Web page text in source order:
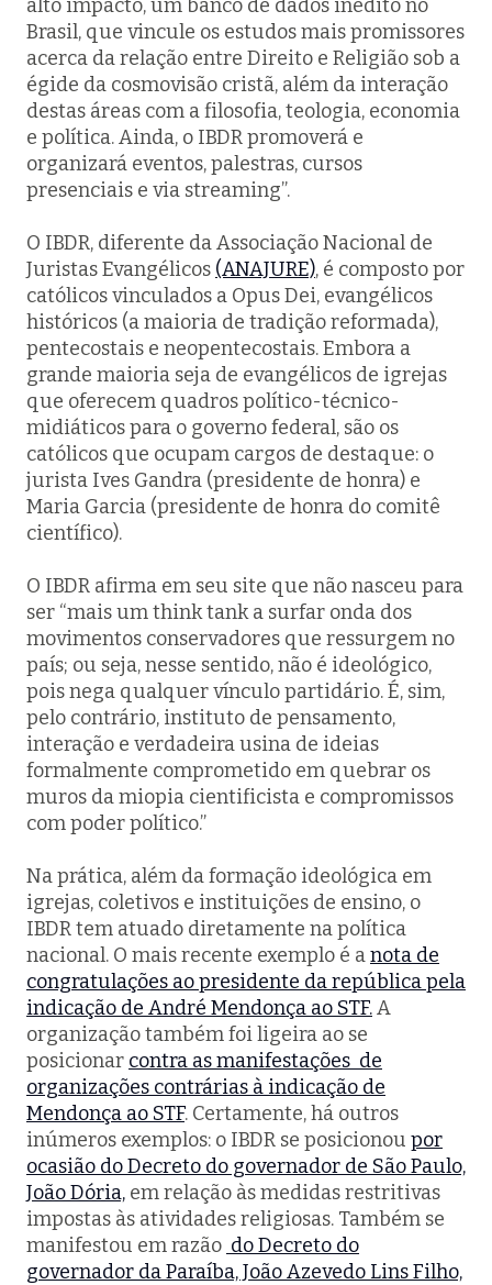
alto impacto, um banco de dados inédito no
Brasil, que vincule os estudos mais promissores
acerca da relação entre Direito e Religião sob a
égide da cosmovisão cristã, além da interação
destas áreas com a filosofia, teologia, economia
e política. Ainda, o IBDR promoverá e
organizará eventos, palestras, cursos
presenciais e via streaming”.
O IBDR, diferente da Associação Nacional de
Juristas Evangélicos (ANAJURE), é composto por
católicos vinculados a Opus Dei, evangélicos
históricos (a maioria de tradição reformada),
pentecostais e neopentecostais. Embora a
grande maioria seja de evangélicos de igrejas
que oferecem quadros político-técnico-
midiáticos para o governo federal, são os
católicos que ocupam cargos de destaque: o
jurista Ives Gandra (presidente de honra) e
Maria Garcia (presidente de honra do comitê
científico).
O IBDR afirma em seu site que não nasceu para
ser “mais umthink tanka surfar onda dos
movimentos conservadores que ressurgem no
país; ou seja, nesse sentido, não é ideológico,
pois nega qualquer vínculo partidário. É, sim,
pelo contrário, instituto de pensamento,
interação e verdadeira usina de ideias
formalmente comprometido em quebrar os
muros da miopia cientificista e compromissos
com poder político.”
Na prática, além da formação ideológica em
igrejas, coletivos e instituições de ensino, o
IBDR tem atuado diretamente na política
nacional. O mais recente exemplo é anota de
congratulações ao presidente da república pela
indicação de André Mendonça ao STF.A
organização também foi ligeira ao se
posicionar contra as manifestações de
organizações contrárias à indicação de
Mendonça ao STF. Certamente, há outros
inúmeros exemplos: o IBDR se posicionou por
ocasião do Decreto do governador de São Paulo,
João Dória, em relação às medidas restritivas
impostas às atividades religiosas. Também se
manifestou em razão do Decreto do
governador da Paraíba, João Azevedo Lins Filho,